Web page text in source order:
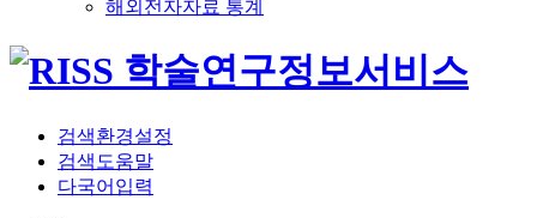
해외전자자료 통계
검색환경설정
검색도움말
다국어입력